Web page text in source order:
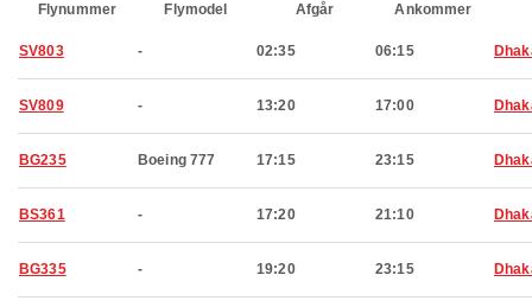
Flynummer Flymodel Afgår Ankommer
SV803 - 02:35 06:15
SV809 - 13:20 17:00
BG235 Boeing 777 17:15 23:15
BS361 - 17:20 21:10
BG335 - 19:20 23:15